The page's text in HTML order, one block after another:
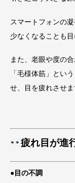
スマートフォンの
少なくなることも目
また、老眼や度の
「毛様体筋」とい
せ、目を疲れさせま
疲れ目が進
●目の不調